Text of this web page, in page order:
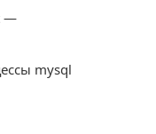
—
mysql